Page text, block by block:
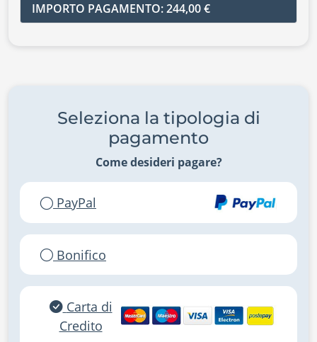
IMPORTO PAGAMENTO: 244,00 €
Seleziona la tipologia di
pagamento
Come desideri pagare?
PayPal
Bonifico
Carta di
Credito